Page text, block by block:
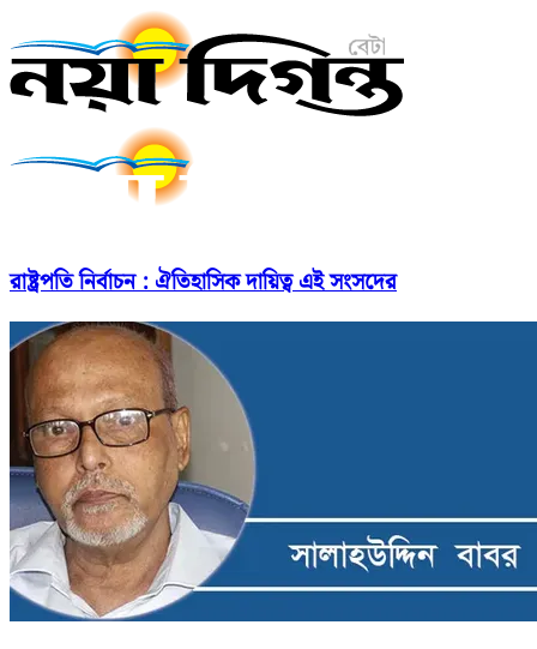
রাষ্ট্রপতি নির্বাচন : ঐতিহাসিক দায়িত্ব এই সংসদের